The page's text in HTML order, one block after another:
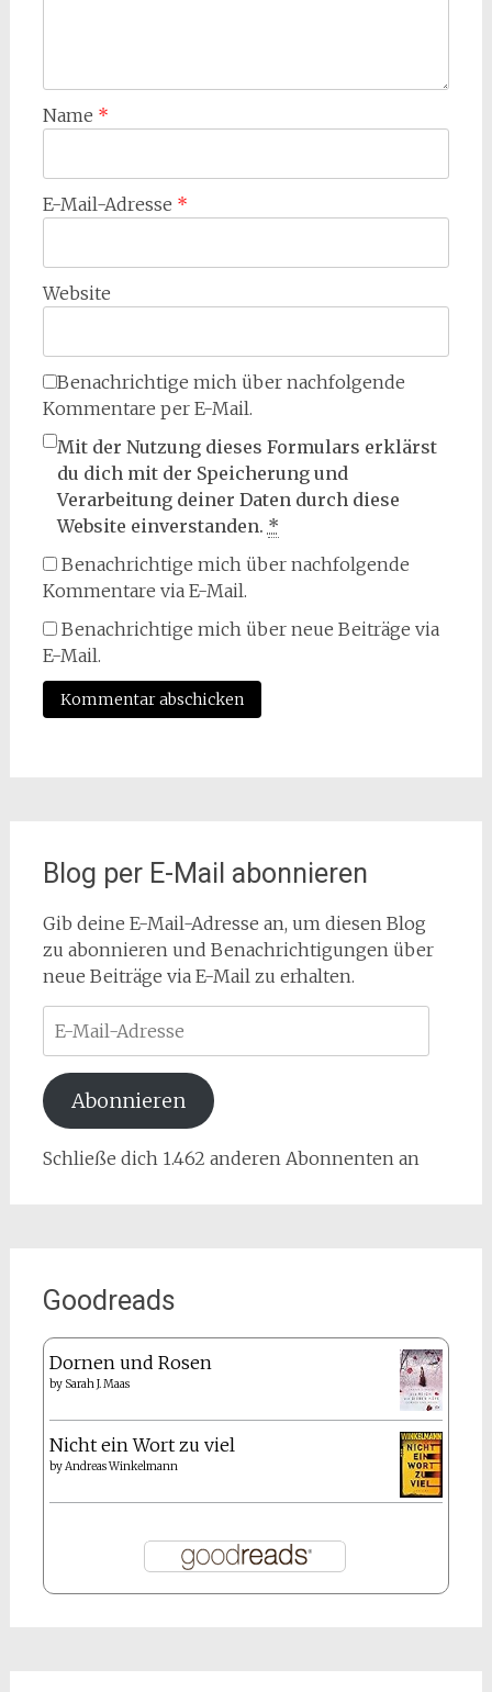
Name *
E-Mail-Adresse *
Website
Benachrichtige mich über nachfolgende
Kommentare per E-Mail.
Mit der Nutzung dieses Formulars erklärst
du dich mit der Speicherung und
Verarbeitung deiner Daten durch diese
Website einverstanden. *
Benachrichtige mich über nachfolgende
Kommentare via E-Mail.
Benachrichtige mich über neue Beiträge via
E-Mail.
Blog per E-Mail abonnieren
Gib deine E-Mail-Adresse an, um diesen Blog
zu abonnieren und Benachrichtigungen über
neue Beiträge via E-Mail zu erhalten.
Mail-
Adresse
Abonnieren
Schließe dich 1.462 anderen Abonnenten an
Goodreads
Dornen und Rosen
by Sarah J. Maas
Nicht ein Wort zu viel
byAndreas Winkelmann